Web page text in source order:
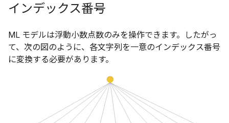
インデックス番号
ML モデルは浮動小数点数のみを操作できます。したがっ
て、次の図のように、各文字列を一意のインデックス番号
に変換する必要があります。